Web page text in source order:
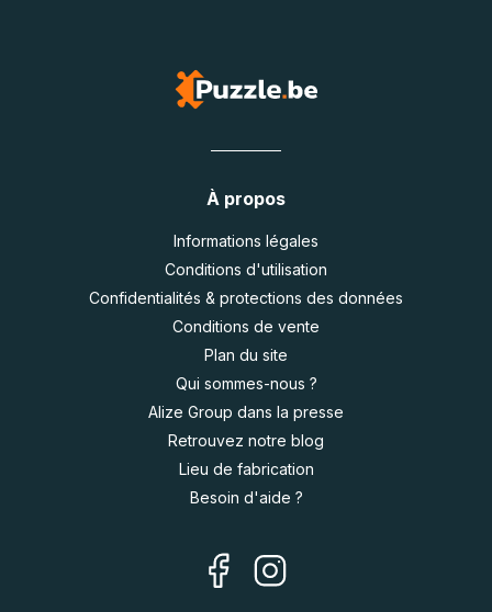
À propos
Informations légales
Conditions d'utilisation
Confidentialités & protections des données
Conditions de vente
Plan du site
Qui sommes-nous ?
Alize Group dans la presse
Retrouvez notre blog
Lieu de fabrication
Besoin d'aide ?